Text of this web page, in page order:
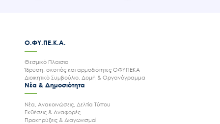
Ο.ΦΥ.ΠΕ.Κ.Α.
Θεσμικό Πλαισιο
Ίδρυση, σκοπός και αρμοδιότητες ΟΦΥΠΕΚΑ
Διοικητικό Συμβούλιο, Δομή & Οργανόγραμμα
Νέα & Δημοσιότητα
Νέα, Ανακοινώσεις, Δελτία Τύπου
Εκθέσεις & Αναφορές
Προκηρύξεις & Διαγωνισμοί